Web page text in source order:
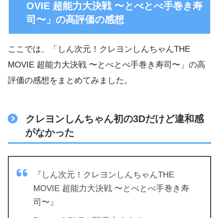
OVIE 超能力大決戦 〜とべとべ手巻き寿
司〜」の高評価の感想
ここでは、「しん次元！クレヨンしんちゃんTHE
MOVIE 超能力大決戦 〜とべとべ手巻き寿司〜」の高
評価の感想をまとめてみました。
クレヨンしんちゃん初の3Dだけど違和感
がなかった
『しん次元！クレヨンしんちゃんTHE
MOVIE 超能力大決戦 〜とべとべ手巻き寿
司〜』